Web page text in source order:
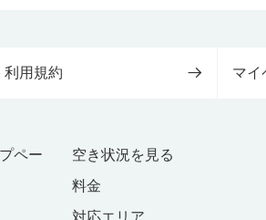
利用規約 マイ
ペー
空き状況を見る
料金
対応エリア